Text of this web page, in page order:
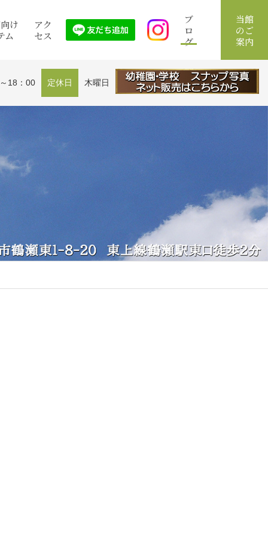
け
ム
アク
セス
ブ
ロ
グ
当館
のご
案内
18：00 定休日 木曜日